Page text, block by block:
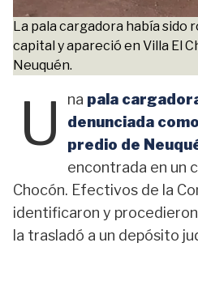
La pala cargadora había sido
capital y apareció en Villa El
Neuquén.
U na pala
denunciada
predio de
encontrada en un
Chocón. Efectivos de la
identificaron y
la trasladó a un depósito